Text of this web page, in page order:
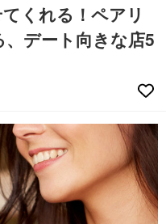
くれる！ペアリ
デート向きな店5